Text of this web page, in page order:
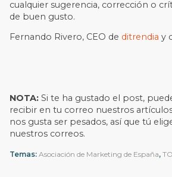
cualquier sugerencia, corrección o
de buen gusto.
Fernando Rivero, CEO de ditrendia y
NOTA: Si te ha gustado el post,
recibir en tu correo nuestros
nos gusta ser pesados, así que tú
nuestros correos.
Temas:Asociación de Marketing de España,